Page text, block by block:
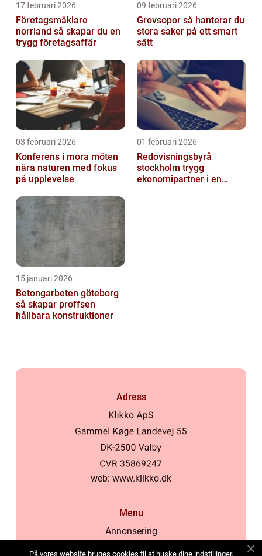
17 februari 2026
Företagsmäklare
norrland så skapar du en
trygg företagsaffär
09 februari 2026
Grovsopor så hanterar du
stora saker på ett smart
sätt
03 februari 2026
Konferens i mora möten
nära naturen med fokus
på upplevelse
01 februari 2026
Redovisningsbyrå
stockholm trygg
ekonomipartner i en
15 januari 2026
Betongarbeten göteborg
så skapar proffsen
hållbara konstruktioner
Adress
web: www.klikko.dk
Menu
Annonsering
På vores website bruges cookies til at huske dine indstillinger,